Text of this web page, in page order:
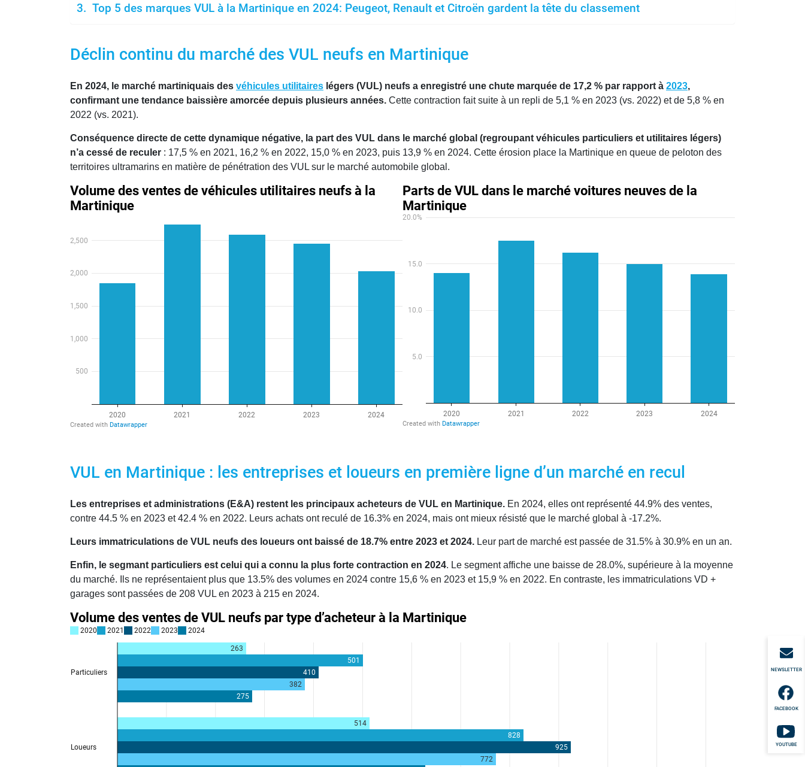
NEWSLETTER
FACEBOOK
YOUTUBE
Top 5 des marques VUL à la Martinique en 2024: Peugeot, Renault et Citroën gardent la tête du classement
Déclin continu du marché des VUL neufs en Martinique
En 2024, le marché martiniquais des véhicules utilitaires légers (VUL) neufs a enregistré une chute marquée de 17,2 % par rapport à 2023,
confirmant une tendance baissière amorcée depuis plusieurs années. Cette contraction fait suite à un repli de 5,1 % en 2023 (vs. 2022) et de 5,8 % en
2022 (vs. 2021).
Conséquence directe de cette dynamique négative, la part des VUL dans le marché global (regroupant véhicules particuliers et utilitaires légers)
n’a cessé de reculer : 17,5 % en 2021, 16,2 % en 2022, 15,0 % en 2023, puis 13,9 % en 2024. Cette érosion place la Martinique en queue de peloton des
territoires ultramarins en matière de pénétration des VUL sur le marché automobile global.
VUL en Martinique : les entreprises et loueurs en première ligne d’un marché en recul
Les entreprises et administrations (E&A) restent les principaux acheteurs de VUL en Martinique. En 2024, elles ont représenté 44.9% des ventes,
contre 44.5 % en 2023 et 42.4 % en 2022. Leurs achats ont reculé de 16.3% en 2024, mais ont mieux résisté que le marché global à -17.2%.
Leurs immatriculations de VUL neufs des loueurs ont baissé de 18.7% entre 2023 et 2024. Leur part de marché est passée de 31.5% à 30.9% en un an.
Enfin, le segmant particuliers est celui qui a connu la plus forte contraction en 2024. Le segment affiche une baisse de 28.0%, supérieure à la moyenne
du marché. Ils ne représentaient plus que 13.5% des volumes en 2024 contre 15,6 % en 2023 et 15,9 % en 2022. En contraste, les immatriculations VD +
garages sont passées de 208 VUL en 2023 à 215 en 2024.